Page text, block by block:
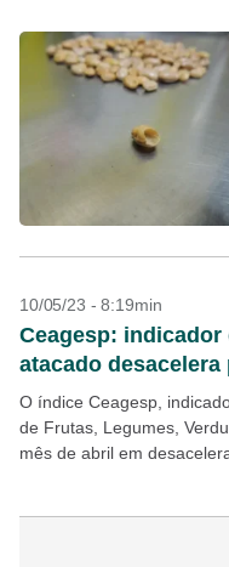
10/05/23 - 8:19min
Ceagesp:
atacado desacelera
O índice Ceagesp,
de Frutas, Legumes,
mês de abril em